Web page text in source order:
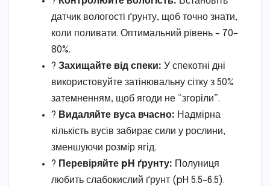
датчик вологості ґрунту, щоб точно знати,
коли поливати. Оптимальний рівень – 70–
80%.
? Захищайте від спеки: У спекотні дні
використовуйте затінювальну сітку з 50%
затемненням, щоб ягоди не “згоріли”.
? Видаляйте вуса вчасно: Надмірна
кількість вусів забирає сили у рослини,
зменшуючи розмір ягід.
? Перевіряйте pH ґрунту: Полуниця
любить слабокислий ґрунт (pH 5.5–6.5).